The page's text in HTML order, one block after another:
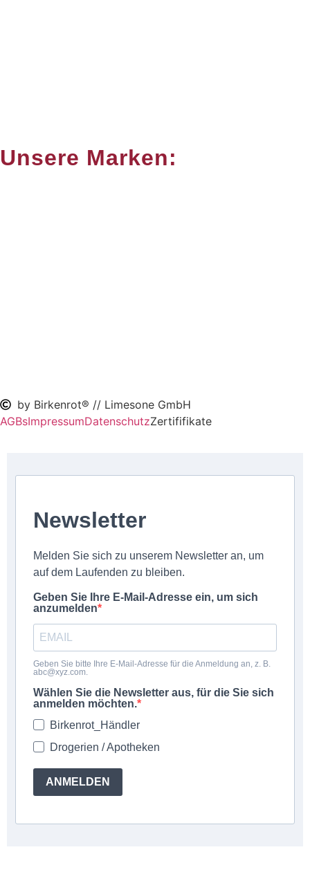
Unsere Marken:
by Birkenrot® // Limesone GmbH
AGBsImpressumDatenschutzZertififikate
Newsletter
Melden Sie sich zu unserem Newsletter an, um
auf dem Laufenden zu bleiben.
Geben Sie Ihre E-Mail-Adresse ein, um sich
anzumelden
Geben Sie bitte Ihre E-Mail-Adresse für die Anmeldung an, z. B.
abc@xyz.com.
Wählen Sie die Newsletter aus, für die Sie sich
anmelden möchten.
Birkenrot_Händler
Drogerien / Apotheken
ANMELDEN